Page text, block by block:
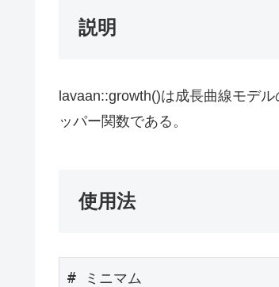
説明
lavaan::growth()は成長曲線モデ
ッパー関数である。
使用法
# ミニマム